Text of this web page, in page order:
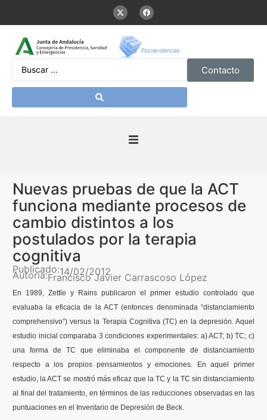
Contacto
Presentación
De interés
Contenidos Psicoevidencias
Formación
Boletín
Nuevas pruebas de que la ACT
funciona mediante procesos de
cambio distintos a los
postulados por la terapia
cognitiva
Publicado:14/02/2012
Autoría:Francisco Javier Carrascoso López
En 1989, Zettle y Rains publicaron el primer estudio controlado que
evaluaba la eficacia de la ACT (entonces denominada “distanciamiento
comprehensivo”) versus la Terapia Cognitiva (TC) en la depresión. Aquel
estudio inicial comparaba 3 condiciones experimentales: a) ACT; b) TC; c)
una forma de TC que eliminaba el componente de distanciamiento
respecto a los propios pensamientos y emociones. En aquel primer
estudio, la ACT se mostró más eficaz que la TC y la TC sin distanciamiento
al final del tratamiento, en términos de las reducciones observadas en las
puntuaciones en el Inventario de Depresión de Beck.